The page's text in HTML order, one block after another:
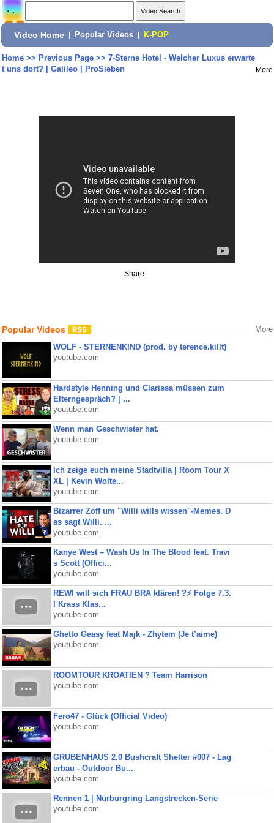
Video Home Popular Videos K-POP
Home>> Previous Page>> 7-Sterne Hotel - Welcher Luxus erwarte
t uns dort? | Galileo | ProSieben
More
Share:
Popular Videos More
WOLF - STERNENKIND (prod. by terence.killt)
youtube.com
Hardstyle Henning und Clarissa müssen zum
Elterngespräch? | ...
youtube.com
Wenn man Geschwister hat.
youtube.com
Ich zeige euch meine Stadtvilla | Room Tour X
XL | Kevin Wolte...
youtube.com
Bizarrer Zoff um "Willi wills wissen"-Memes. D
as sagt Willi. ...
youtube.com
Kanye West – Wash Us In The Blood feat. Travi
s Scott (Offici...
youtube.com
REWI will sich FRAU BRA klären! ?⚡️ Folge 7.3.
I Krass Klas...
youtube.com
Ghetto Geasy feat Majk - Zhytem (Je t’aime)
youtube.com
ROOMTOUR KROATIEN ? Team Harrison
youtube.com
Fero47 - Glück (Official Video)
youtube.com
GRUBENHAUS 2.0 Bushcraft Shelter #007 - Lag
erbau - Outdoor Bu...
youtube.com
Rennen 1 | Nürburgring Langstrecken-Serie
youtube.com